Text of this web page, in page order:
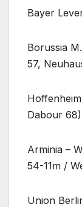
Bayer
Borussia
57,
Dabour 68)
Arminia –
54-11m /
Union